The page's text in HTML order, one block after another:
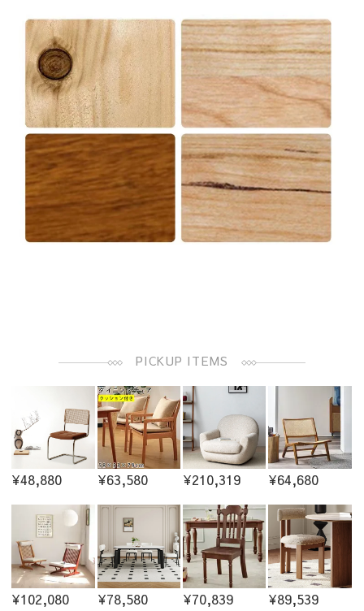
PICKUP ITEMS
¥48,880 ¥63,580 ¥210,319 ¥64,680
¥102,080 ¥78,580 ¥70,839 ¥89,539